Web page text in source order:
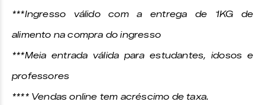
***Ingresso válido com a entrega de 1KG de
alimento na compra do ingresso
***Meia entrada válida para estudantes, idosos e
professores
**** Vendas online tem acréscimo de taxa.